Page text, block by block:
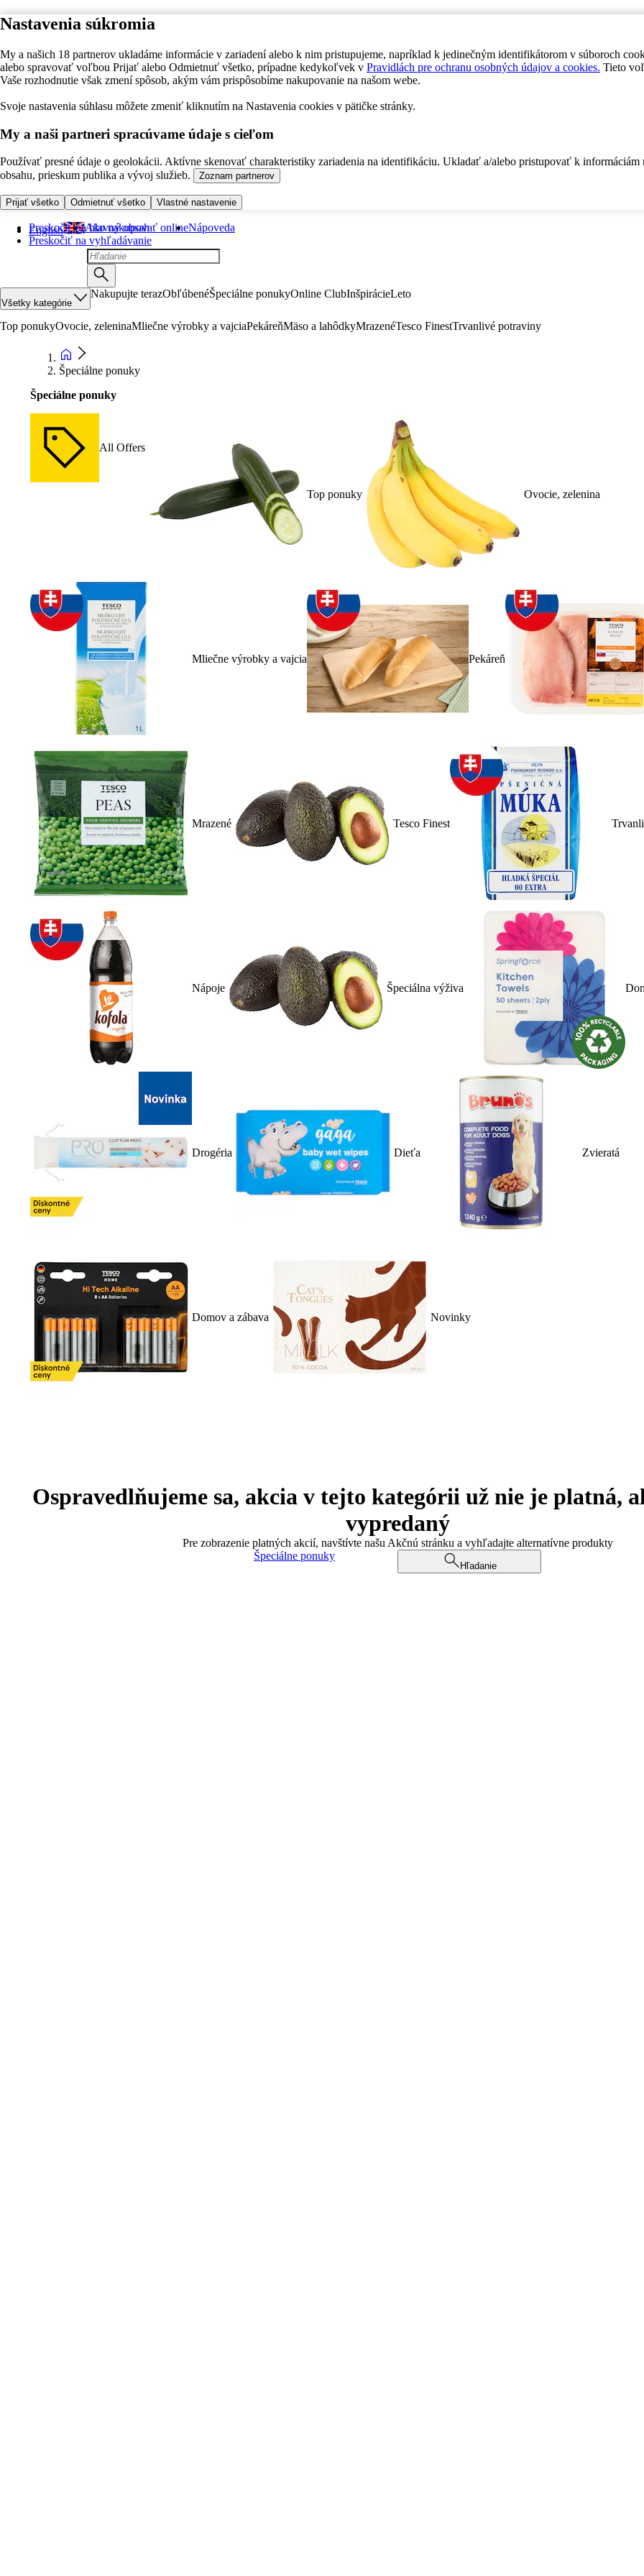
Nastavenia súkromia
My a našich 18 partnerov ukladáme informácie v zariadení alebo k nim pristupujeme, napríklad k jedinečným identifikátorom v súboroch
alebo spravovať voľbou Prijať alebo Odmietnuť všetko, prípadne kedykoľvek v Pravidlách pre ochranu osobných údajov a cookies. Tieto
Vaše rozhodnutie však zmení spôsob, akým vám prispôsobíme nakupovanie na našom webe.
Svoje nastavenia súhlasu môžete zmeniť kliknutím na Nastavenia cookies v pätičke stránky.
My a naši partneri spracúvame údaje s cieľom
Používať presné údaje o geolokácii. Aktívne skenovať charakteristiky zariadenia na identifikáciu. Ukladať a/alebo pristupovať k informáciám
obsahu, prieskum publika a vývoj služieb.
Zoznam partnerov
Prijať všetko Odmietnuť všetko Vlastné nastavenie
Preskočiť na hlavný obsah
Preskočiť na vyhľadávanie
English Ako nakupovať onlineNápoveda
Všetky kategórie
Nakupujte terazObľúbenéŠpeciálne ponukyOnline ClubInšpirácieLeto
Top ponukyOvocie, zeleninaMliečne výrobky a vajciaPekáreňMäso a lahôdkyMrazenéTesco FinestTrvanlivé potraviny
Špeciálne ponuky
Špeciálne ponuky
All Offers
Top ponuky Ovocie, zelenina
Mliečne výrobky a vajcia Pekáreň
Mrazené Tesco Finest
Nápoje Špeciálna výživa
Drogéria Dieťa Zvieratá
Domov a zábava Novinky
Ospravedlňujeme sa, akcia v tejto kategórii už nie je platná,
vypredaný
Pre zobrazenie platných akcií, navštívte našu Akčnú stránku a vyhľadajte alternatívne produkty
Špeciálne ponuky
Hľadanie